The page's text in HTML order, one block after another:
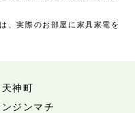
、実際のお部屋に家具家電を
神町
ジンマチ